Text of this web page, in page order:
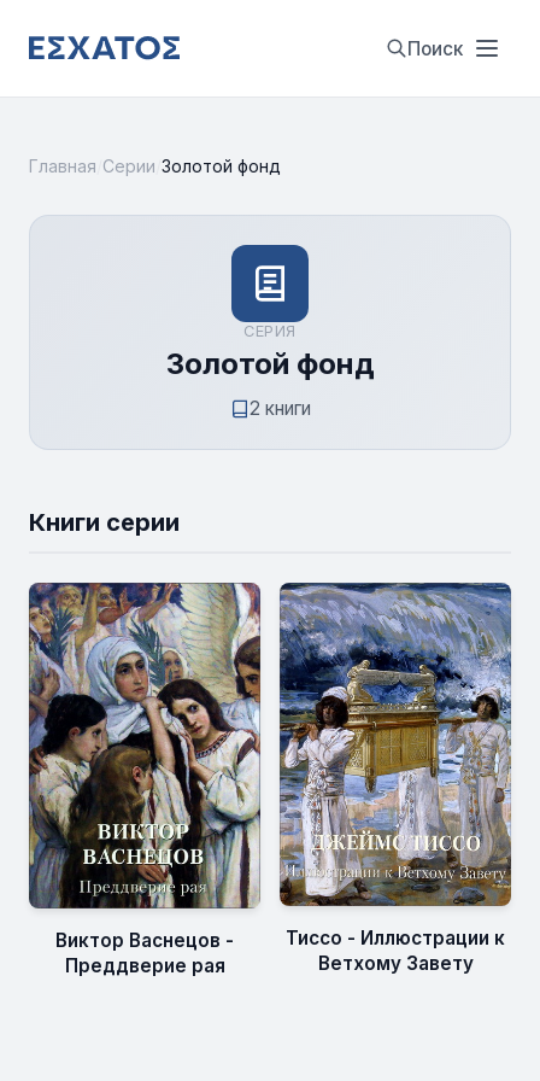
Поиск
Главная Серии Золотой фонд
СЕРИЯ
Золотой фонд
2 книги
Книги серии
Виктор Васнецов -
Преддверие рая
Тиссо - Иллюстрации к
Ветхому Завету